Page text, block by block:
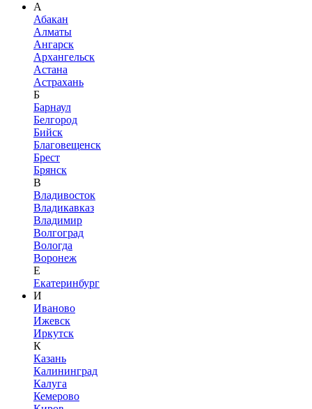
А
Абакан
Алматы
Ангарск
Архангельск
Астана
Астрахань
Б
Барнаул
Белгород
Бийск
Благовещенск
Брест
Брянск
В
Владивосток
Владикавказ
Владимир
Волгоград
Вологда
Воронеж
Е
Екатеринбург
И
Иваново
Ижевск
Иркутск
К
Казань
Калининград
Калуга
Кемерово